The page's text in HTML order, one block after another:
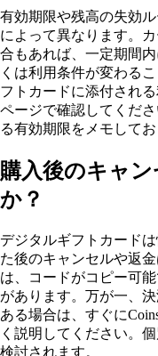
有効期限や残高の失効
によって異なります。
合もあれば、一定期間
くは利用条件が変わる
フトカードに添付され
ページで確認してくだ
る有効期限をメモしてお
購入後のキャ
か？
デジタルギフトカード
た後のキャンセルや返
は、コードがコピー可
があります。万が一、
ある場合は、すぐに
く説明してください。
検討されます。